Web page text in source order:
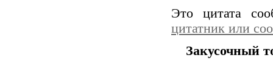
Это цитата
цитатник или
Закусочный